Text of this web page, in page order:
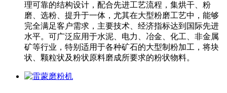
理可靠的结构设计，配合先进工艺流程，集烘干、粉
磨、选粉、提升于一体，尤其在大型粉磨工艺中，能够
完全满足客户需求，主要技术、经济指标达到国际先进
水平。可广泛应用于水泥、电力、冶金、化工、非金属
矿等行业，特别适用于各种矿石的大型制粉加工，将块
状、颗粒状及粉状原料磨成所要求的粉状物料。